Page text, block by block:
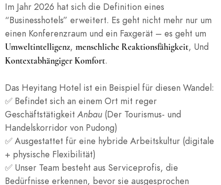
Im Jahr 2026 hat sich die Definition eines
“Businesshotels” erweitert. Es geht nicht mehr nur um
einen Konferenzraum und ein Faxgerät – es geht um
Umweltintelligenz, menschliche Reaktionsfähigkeit, Und
Kontextabhängiger Komfort.
Das Heyitang Hotel ist ein Beispiel für diesen Wandel:
✅ Befindet sich an einem Ort mit reger
GeschäftstätigkeitAnbau (Der Tourismus- und
Handelskorridor von Pudong)
✅ Ausgestattet für eine hybride Arbeitskultur (digitale
+ physische Flexibilität)
✅ Unser Team besteht aus Serviceprofis, die
Bedürfnisse erkennen, bevor sie ausgesprochen